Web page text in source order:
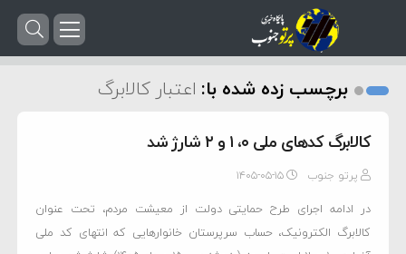
برچسب زده شده با: اعتبار کالابرگ
کالابرگ کدهای ملی ۰، ۱ و ۲ شارژ شد
پرتو جنوب ۱۴۰۵-۰۵-۱۵
در ادامه اجرای طرح حمایتی دولت از معیشت مردم، تحت عنوان
کالابرگ الکترونیک، حساب سرپرستان خانوارهایی که انتهای کد ملی